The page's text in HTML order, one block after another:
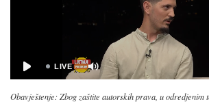
Obavještenje: Zbog zaštite autorskih prava, u odredjenim